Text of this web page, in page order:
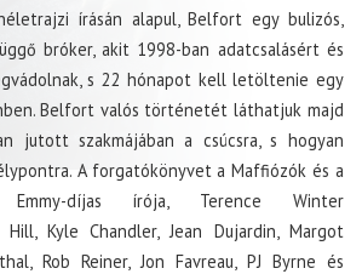
írásán alapul, Belfort egy bulizós,
bróker, akit 1998-ban adatcsalásért és
s 22 hónapot kell letöltenie egy
Belfort valós történetét láthatjuk majd
jutott szakmájában a csúcsra, s hogyan
A forgatókönyvet a Maffiózók és a
Emmy-díjas írója, Terence Winter
Kyle Chandler, Jean Dujardin, Margot
Rob Reiner, Jon Favreau, PJ Byrne és